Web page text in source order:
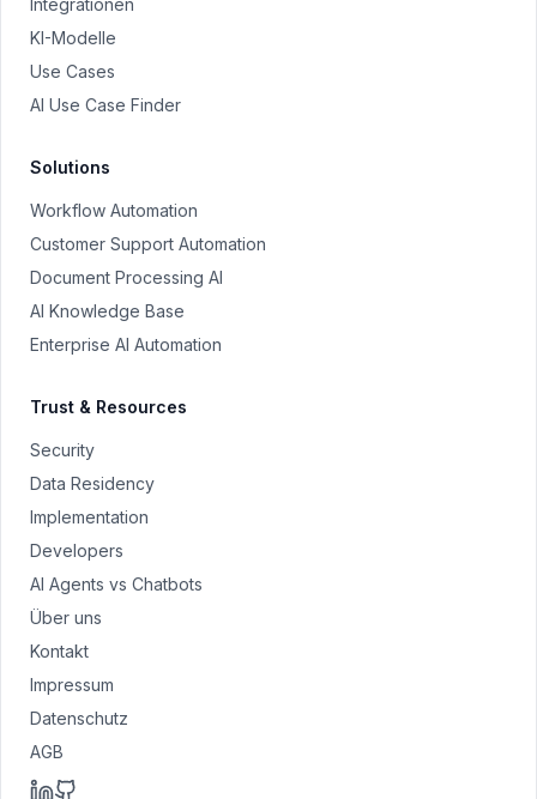
Integrationen
KI-Modelle
Use Cases
AI Use Case Finder
Solutions
Workflow Automation
Customer Support Automation
Document Processing AI
AI Knowledge Base
Enterprise AI Automation
Trust & Resources
Security
Data Residency
Implementation
Developers
AI Agents vs Chatbots
Über uns
Kontakt
Impressum
Datenschutz
AGB